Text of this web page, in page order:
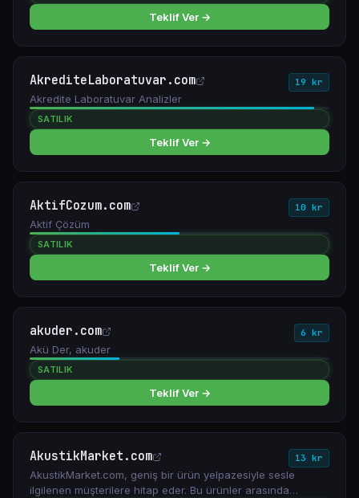
Teklif Ver →
AkrediteLaboratuvar.com 19 kr
Akredite Laboratuvar Analizler
SATILIK
Teklif Ver →
AktifCozum.com 10 kr
Aktif Çözüm
SATILIK
Teklif Ver →
akuder.com 6 kr
Akü Der, akuder
SATILIK
Teklif Ver →
AkustikMarket.com 13 kr
AkustikMarket.com, geniş bir ürün yelpazesiyle sesle
ilgilenen müşterilere hitap eder. Bu ürünler arasında